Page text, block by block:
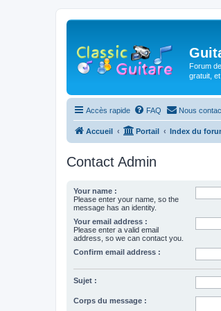
Forum
gratuit,
Accès rapide FAQ Nous
Accueil Portail Index du
Contact Admin
Your name :
Please enter your name, so the
message has an identity.
Your email address :
Please enter a valid email
address, so we can contact you.
Confirm email address :
Sujet :
Corps du message :